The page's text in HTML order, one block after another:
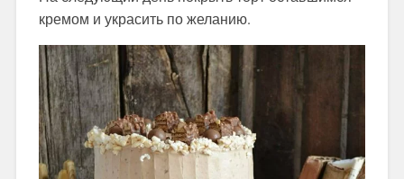
кремом и украсить по желанию.